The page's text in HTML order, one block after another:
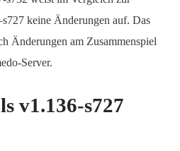
keine Änderungen auf. Das
Änderungen am Zusammenspiel
Server.
v1.136-s727